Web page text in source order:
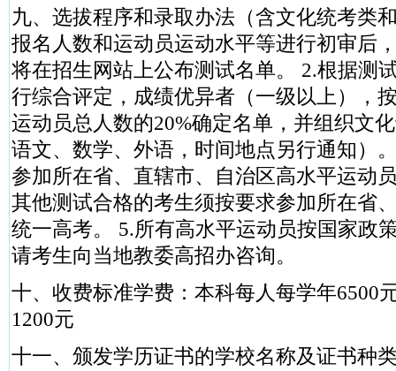
九、选拔程序和录取办法（含文化统考类
报名人数和运动员运动水平等进行初审后
将在招生网站上公布测试名单。 2.根据测
行综合评定，成绩优异者（一级以上），
运动员总人数的20%确定名单，并组织文
语文、数学、外语，时间地点另行通知）
参加所在省、直辖市、自治区高水平运动
其他测试合格的考生须按要求参加所在省
统一高考。 5.所有高水平运动员按国家政
请考生向当地教委高招办咨询。
十、收费标准学费：本科每人每学年6500
1200元
十一、颁发学历证书的学校名称及证书种